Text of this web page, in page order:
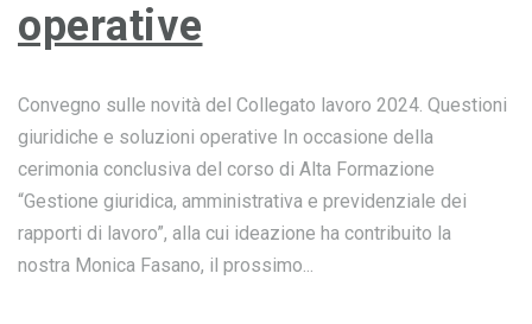
operative
Convegno sulle novità del Collegato lavoro 2024. Questioni
giuridiche e soluzioni operative In occasione della
cerimonia conclusiva del corso di Alta Formazione
“Gestione giuridica, amministrativa e previdenziale dei
rapporti di lavoro”, alla cui ideazione ha contribuito la
nostra Monica Fasano, il prossimo...